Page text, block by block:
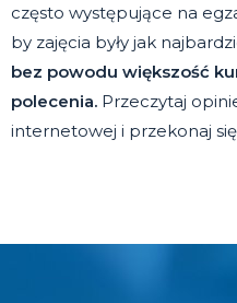
często występujące na
by zajęcia były jak
bez powodu większość
polecenia. Przeczytaj
internetowej i przekonaj